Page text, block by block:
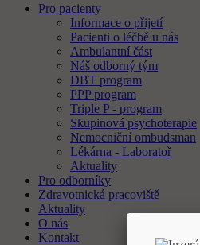
Pro pacienty
Informace o přijetí
Pacienti o léčbě u nás
Ambulantní část
Náš odborný tým
DBT program
PPP program
Triple P - program
Skupinová psychoterapie
Nemocniční ombudsman
Lékárna - Laboratoř
Aktuality
Pro odborníky
Zdravotnická pracoviště
Aktuality
O nás
Kontakt